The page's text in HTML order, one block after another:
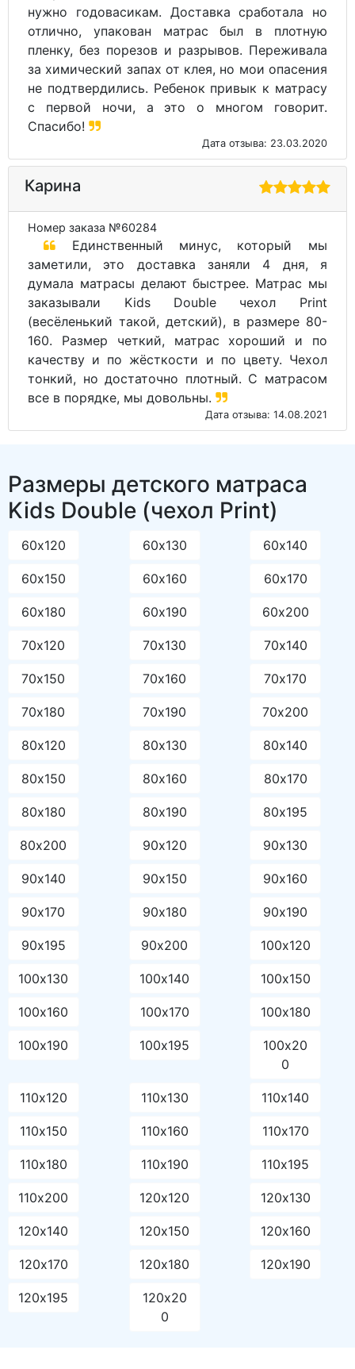
нужно годовасикам. Доставка сработала но
отлично, упакован матрас был в плотную
пленку, без порезов и разрывов. Переживала
за химический запах от клея, но мои опасения
не подтвердились. Ребенок привык к матрасу
с первой ночи, а это о многом говорит.
Спасибо!
Дата отзыва: 23.03.2020
Карина
Номер заказа №60284
Единственный минус, который мы
заметили, это доставка заняли 4 дня, я
думала матрасы делают быстрее. Матрас мы
заказывали Kids Double чехол Print
(весёленький такой, детский), в размере 80-
160. Размер четкий, матрас хороший и по
качеству и по жёсткости и по цвету. Чехол
тонкий, но достаточно плотный. С матрасом
все в порядке, мы довольны.
Дата отзыва: 14.08.2021
Размеры детского матраса
Kids Double (чехол Print)
60х120 60х130 60х140
60х150 60х160 60х170
60х180 60х190 60х200
70х120 70х130 70х140
70х150 70х160 70х170
70х180 70х190 70х200
80х120 80х130 80х140
80х150 80х160 80х170
80х180 80х190 80х195
80х200 90х120 90х130
90х140 90х150 90х160
90х170 90х180 90х190
90х195 90х200 100х120
100х130 100х140 100х150
100х160 100х170 100х180
100х190 100х195
100х20
0
110х120 110х130 110х140
110х150 110х160 110х170
110х180 110х190 110х195
110х200 120х120 120х130
120х140 120х150 120х160
120х170 120х180 120х190
120х195
120х20
0